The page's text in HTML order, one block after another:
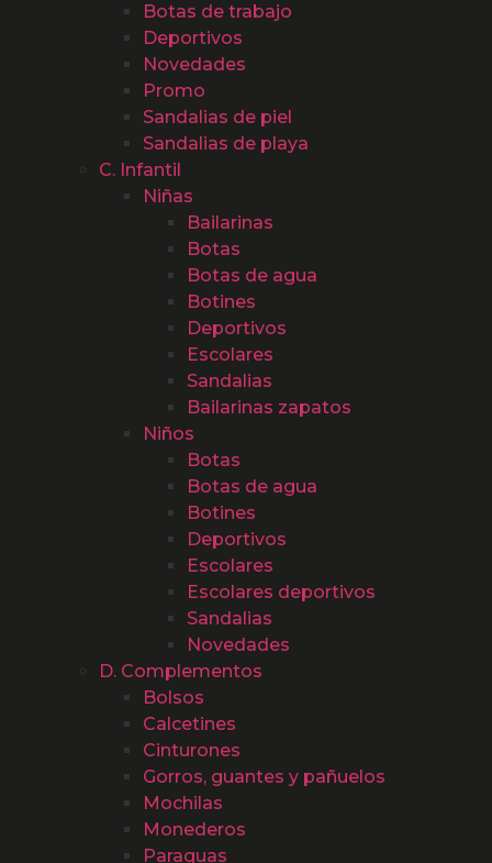
Botas de trabajo
Deportivos
Novedades
Promo
Sandalias de piel
Sandalias de playa
C. Infantil
Niñas
Bailarinas
Botas
Botas de agua
Botines
Deportivos
Escolares
Sandalias
Bailarinas zapatos
Niños
Botas
Botas de agua
Botines
Deportivos
Escolares
Escolares deportivos
Sandalias
Novedades
D. Complementos
Bolsos
Calcetines
Cinturones
Gorros, guantes y pañuelos
Mochilas
Monederos
Paraguas